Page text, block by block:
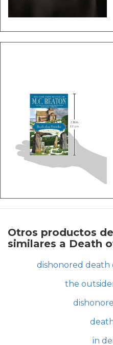
Otros productos
similares a Death
dishonored death
the
in